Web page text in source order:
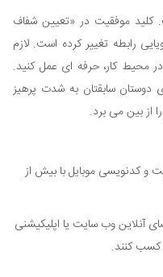
کلید موفقیت در «تعیین شفاف
رابطه تغییر کرده است. لازم
محیط کار، حرفه ای عمل کنید.
دوستان سابقتان به شدت پرهیز
از بین می برد.
کدنویسی موبایل با بیش از
وب سایت یا اپلیکیشنی
کسب کنند.